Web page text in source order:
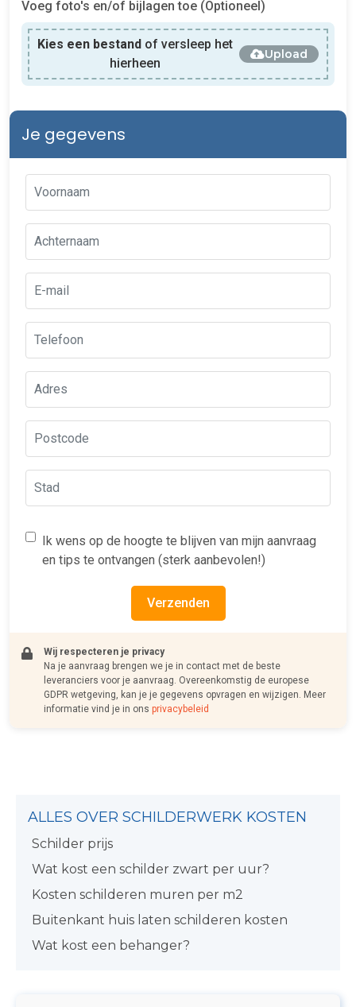
Voeg foto's en/of bijlagen toe (Optioneel)
Kies een bestand of versleep het
hierheen
Upload
Je gegevens
Ik wens op de hoogte te blijven van mijn aanvraag
en tips te ontvangen (sterk aanbevolen!)
Verzenden
Wij respecteren je privacy
Na je aanvraag brengen we je in contact met de beste
leveranciers voor je aanvraag. Overeenkomstig de europese
GDPR wetgeving, kan je je gegevens opvragen en wijzigen. Meer
informatie vind je in ons privacybeleid
ALLES OVER SCHILDERWERK KOSTEN
Schilder prijs
Wat kost een schilder zwart per uur?
Kosten schilderen muren per m2
Buitenkant huis laten schilderen kosten
Wat kost een behanger?